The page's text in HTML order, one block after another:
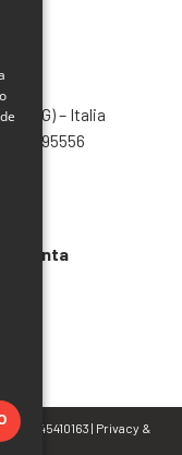
(BG) – Italia
795556
venta
02745410163 | Privacy &